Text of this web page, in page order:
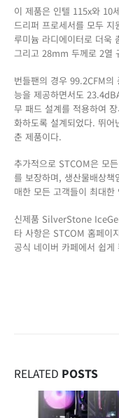
이 제품은 인텔 115x와 10
드리퍼 프로세서를 모두
루미늄 라디에이터로 더
그리고 28mm 두께로 2열
번들팬의 경우 99.2CFM
능을 제공하면서도
무 패드 설계를 적용하여
화하도록 설계되었다. 뛰
춘 제품이다.
추가적으로 STCOM은 모
를 보장하며, 생산물배상
매한 모든 고객들이 최대
신제품 SilverStone
타 사항은 STCOM 홈페이
공식 네이버 카페에서 쉽게
RELATED POSTS